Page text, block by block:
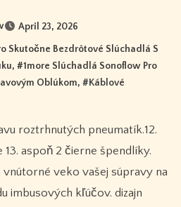
April 23, 2026
Skutočne Bezdrôtové Slúchadlá S
, #1more Slúchadlá Sonoflow Pro
Oblúkom, #Káblové
aspoň 2 čierne špendlíky.
vnútorné veko vašej súpravy na
imbusových kľúčov. dizajn